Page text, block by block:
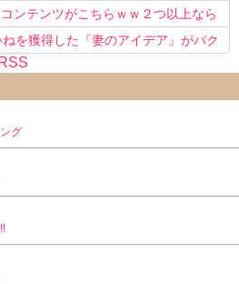
ンテンツがこちらｗｗ２つ以上なら
ねを獲得した『妻のアイデア』がパク
グ